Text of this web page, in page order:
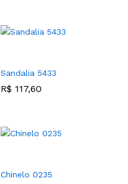
Sandalia 5433
R$ 117,60
Chinelo 0235